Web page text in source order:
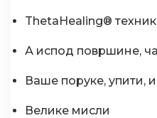
ThetaHealing®
А испод површине,
Ваше поруке, упити,
Велике мисли